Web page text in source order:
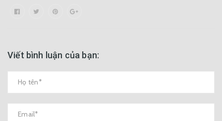
Viết bình luận của bạn: